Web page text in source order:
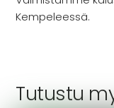
Kempeleessä.
Tutustu